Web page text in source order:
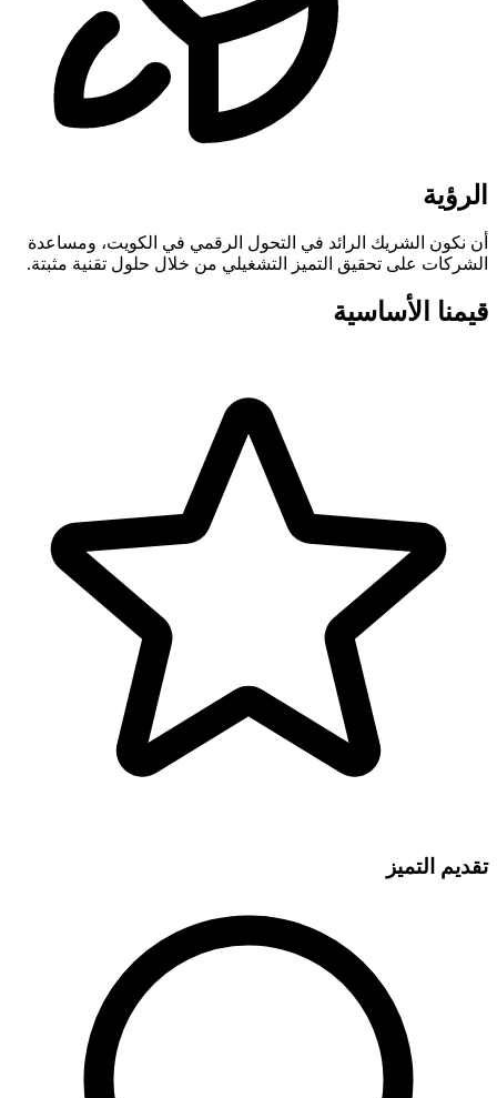
الرؤية
أن نكون الشريك الرائد في التحول الرقمي في الكويت، ومساعدة
الشركات على تحقيق التميز التشغيلي من خلال حلول تقنية مثبتة.
قيمنا الأساسية
تقديم التميز